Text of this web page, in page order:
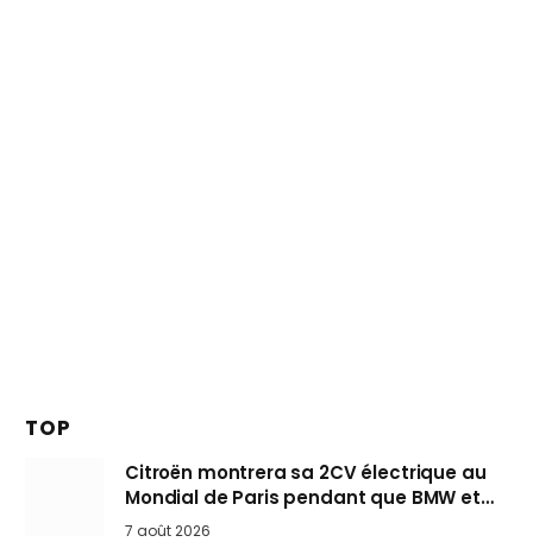
TOP
Citroën montrera sa 2CV électrique au
Mondial de Paris pendant que BMW et
Mini désertent le salon
7 août 2026